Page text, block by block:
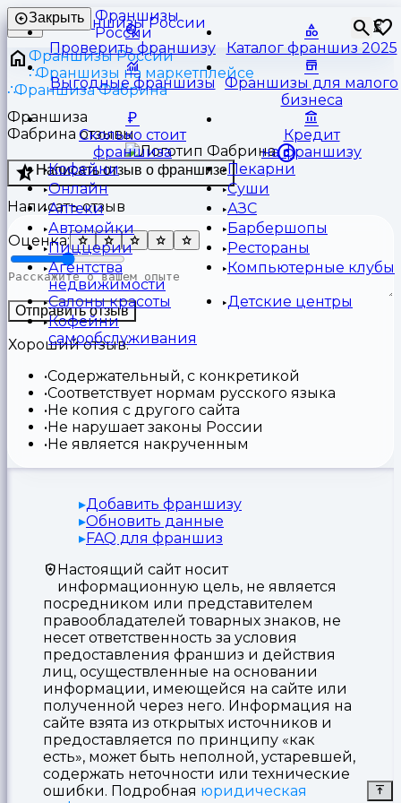
Франшизы
России
⏳
Закрыть
Проверить франшизу Каталог франшиз 2025
Выгодные франшизы Франшизы для малого
бизнеса
Сколько стоит
франшиза
Кредит
на франшизу
Кофейни
Пекарни
Онлайн
Суши
Аптеки
АЗС
Автомойки
Барбершопы
Пиццерии
Рестораны
Агентства
недвижимости
Компьютерные клубы
Салоны красоты
Детские центры
Кофейни
самообслуживания
Франшизы России
Франшизы на маркетплейсе
Франшиза Фабрина
Франшиза
Фабрина отзывы
Написать отзыв о франшизе
Написать отзыв
Оценка:
Отправить отзыв
Хороший отзыв:
Содержательный, с конкретикой
Соответствует нормам русского языка
Не копия с другого сайта
Не нарушает законы России
Не является накрученным
Добавить франшизу
Обновить данные
FAQ для франшиз
Настоящий сайт носит
информационную цель, не является
посредником или представителем
правообладателей товарных знаков, не
несет ответственность за условия
предоставления франшиз и действия
лиц, осуществленные на основании
информации, имеющейся на сайте или
полученной через него. Информация на
сайте взята из открытых источников и
предоставляется по принципу «как
есть», может быть неполной, устаревшей,
содержать неточности или технические
ошибки. Подробная юридическая